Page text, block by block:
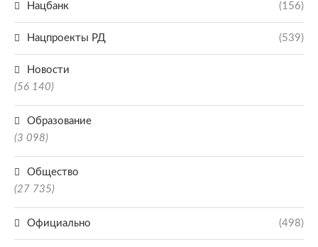
Нацбанк (156)
Нацпроекты РД (539)
Новости
(56 140)
Образование
(3 098)
Общество
(27 735)
Официально (498)